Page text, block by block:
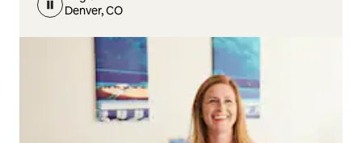
Denver, CO